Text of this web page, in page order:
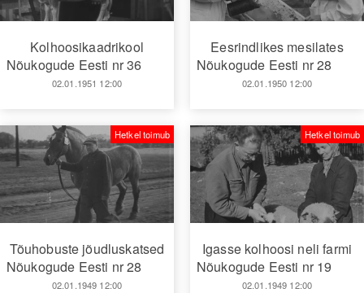
Kolhoosikaadrikool
Nõukogude Eesti nr 36
02.01.1951 12:00
Eesrindlikes mesilates
Nõukogude Eesti nr 28
02.01.1950 12:00
Tõuhobuste jõudluskatsed
Nõukogude Eesti nr 28
02.01.1949 12:00
Hetkel toimub
Igasse kolhoosi neli farmi
Nõukogude Eesti nr 19
02.01.1949 12:00
Hetkel toimub